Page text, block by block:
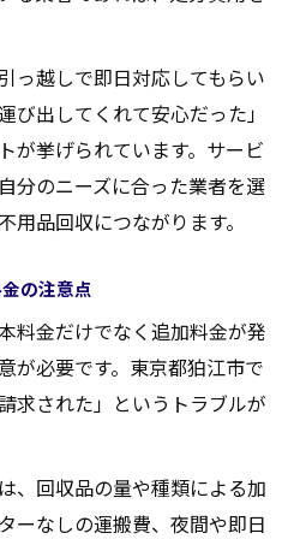
っ越しで即日対応してもらい
び出してくれて安心だった」
が挙げられています。サービ
分のニーズに合った業者を選
品回収につながります。
の注意点
料金だけでなく追加料金が発
が必要です。東京都狛江市で
求された」というトラブルが
、回収品の量や種類による加
ーなしの運搬費、夜間や即日